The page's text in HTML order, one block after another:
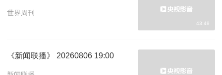
世界周刊
43:49
《新闻联播》 20260806 19:00